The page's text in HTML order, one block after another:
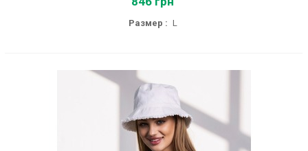
Размер : L